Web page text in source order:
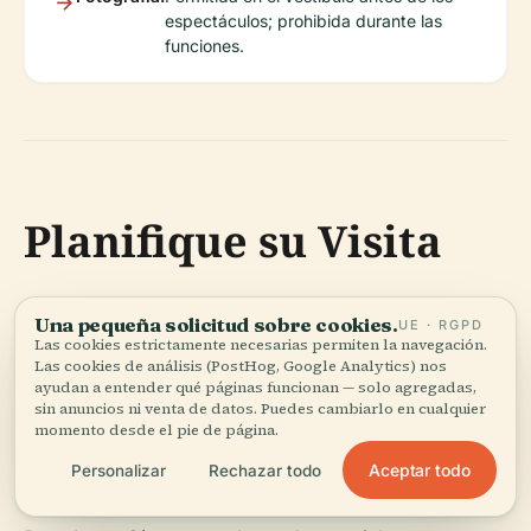
espectáculos; prohibida durante las
funciones.
Planifique su Visita
Aproveche al máximo su experiencia en el
Broadhurst Theatre consultando los horarios de los
espectáculos y la disponibilidad de entradas a
través delsitio web oficialoNew York Theatre
Guide. Descargue la aplicación Audiala para
gestionar sus entradas sin problemas, obtener
ofertas exclusivas y noticias de última hora de
Una pequeña solicitud sobre cookies.UE · RGPD
Las cookies estrictamente necesarias permiten la navegación.
Las cookies de análisis (PostHog, Google Analytics) nos
ayudan a entender qué páginas funcionan — solo agregadas,
sin anuncios ni venta de datos. Puedes cambiarlo en cualquier
momento desde el pie de página.
Personalizar Rechazar todo Aceptar todo